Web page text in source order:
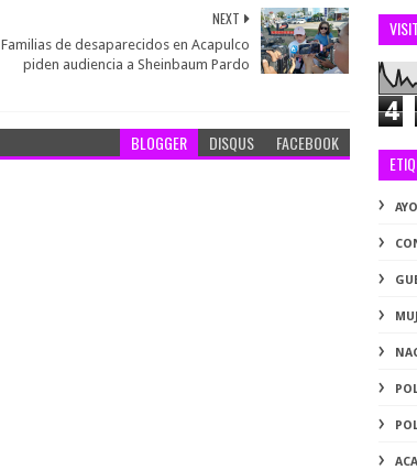
NEXT
Familias de desaparecidos en Acapulco
piden audiencia a Sheinbaum Pardo
BLOGGER DISQUS FACEBOOK
4